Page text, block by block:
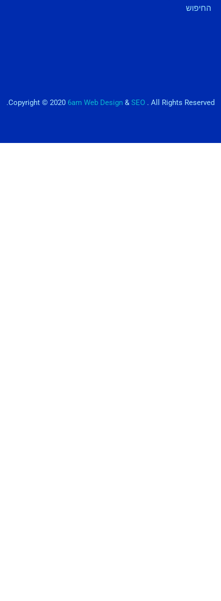
החיפוש
Copyright © 2020 6am Web Design & SEO . All Rights Reserved.